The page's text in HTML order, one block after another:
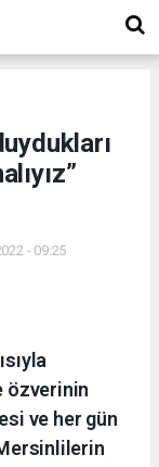
- 09:25
özverinin
ve her gün